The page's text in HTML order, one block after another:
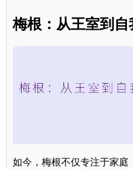
梅根：从王室到
如今，梅根不仅专注于家庭